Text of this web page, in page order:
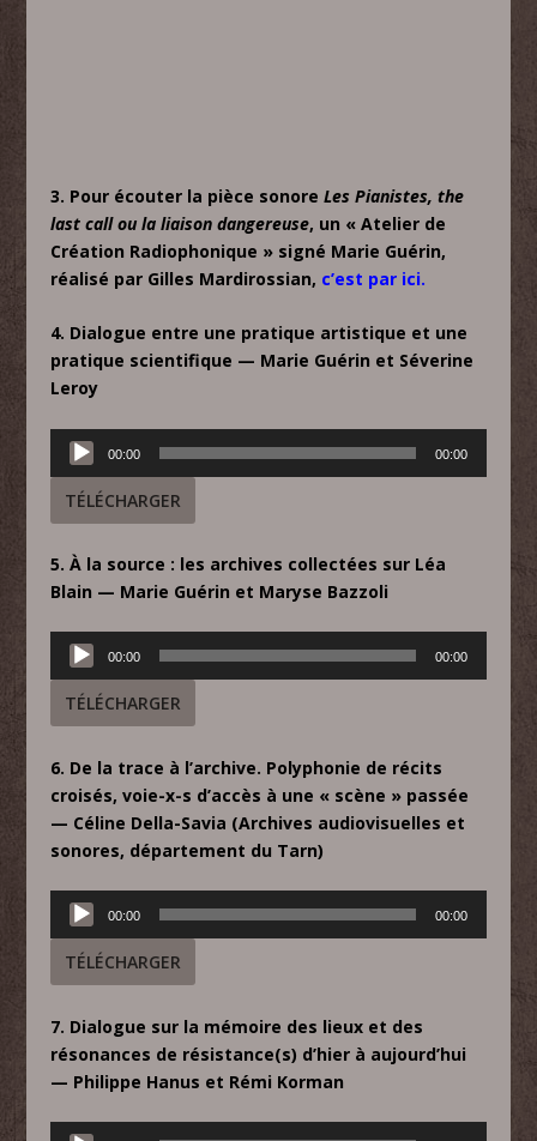
3. Pour écouter la pièce sonoreLes Pianistes, the
last call ou la liaison dangereuse, un « Atelier de
Création Radiophonique » signé Marie Guérin,
réalisé par Gilles Mardirossian, c’est par ici.
4. Dialogue entre une pratique artistique et une
pratique scientifique — Marie Guérin et Séverine
Leroy
Lecteur
audio
00:00 00:00
TÉLÉCHARGER
5. À la source : les archives collectées sur Léa
Blain — Marie Guérin et Maryse Bazzoli
Lecteur
audio
00:00 00:00
TÉLÉCHARGER
6. De la trace à l’archive. Polyphonie de récits
croisés, voie-x-s d’accès à une « scène » passée
— Céline Della-Savia (Archives audiovisuelles et
sonores, département du Tarn)
Lecteur
audio
00:00 00:00
TÉLÉCHARGER
7. Dialogue sur la mémoire des lieux et des
résonances de résistance(s) d’hier à aujourd’hui
— Philippe Hanus et Rémi Korman
Lecteur